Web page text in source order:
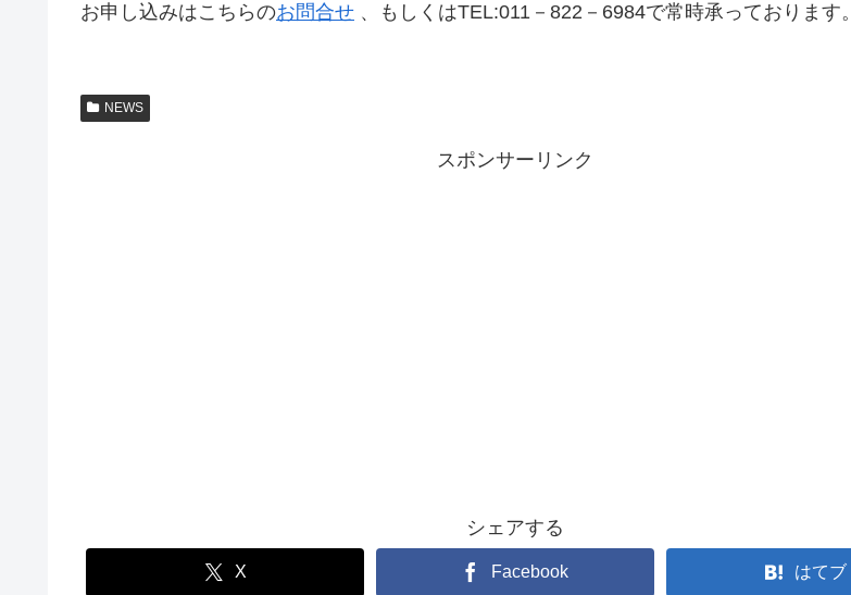
お申し込みはこちらのお問合せ 、もしくはTEL:011－822－6984で常時承っております。
NEWS
スポンサーリンク
シェアする
X Facebook はてブ